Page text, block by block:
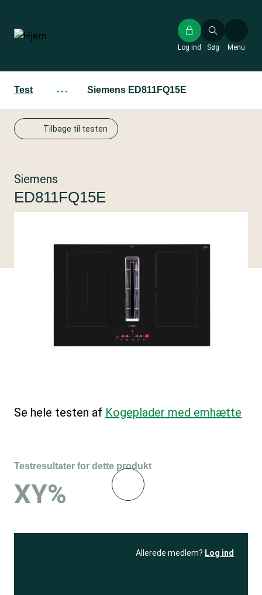
hovedindhold
Søg
Log ind Menu
Test ··· Siemens ED811FQ15E
Tilbage til testen
Siemens
ED811FQ15E
Se hele testen af Kogeplader med emhætte
Testresultater for dette produkt
XY%
Allerede medlem? Log ind